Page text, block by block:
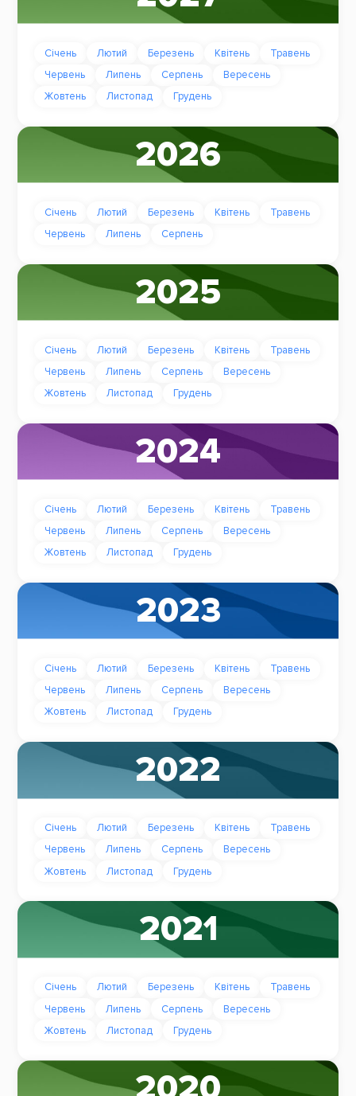
Січень Лютий Березень Квітень
Травень
Червень
Липень Серпень
Вересень
Жовтень
Листопад Грудень
2026
Січень Лютий Березень Квітень
Травень
Червень
Липень Серпень
2025
Січень Лютий Березень Квітень
Травень
Червень
Липень Серпень
Вересень
Жовтень
Листопад Грудень
2024
Січень Лютий Березень Квітень
Травень
Червень
Липень Серпень
Вересень
Жовтень
Листопад Грудень
2023
Січень Лютий Березень Квітень
Травень
Червень
Липень Серпень
Вересень
Жовтень
Листопад Грудень
2022
Січень Лютий Березень Квітень
Травень
Червень
Липень Серпень
Вересень
Жовтень
Листопад Грудень
2021
Січень Лютий Березень Квітень
Травень
Червень
Липень Серпень
Вересень
Жовтень
Листопад Грудень